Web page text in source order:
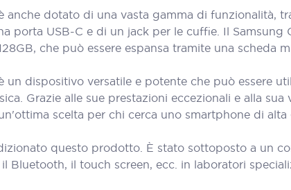
anche dotato di una vasta gamma di funzionalità,
USB-C e di un jack per le cuffie. Il Samsung
che può essere espansa tramite una scheda
dispositivo versatile e potente che può essere
Grazie alle sue prestazioni eccezionali e alla
scelta per chi cerca uno smartphone di alta
questo prodotto. È stato sottoposto a un
il touch screen, ecc. in laboratori